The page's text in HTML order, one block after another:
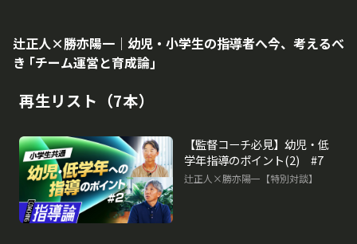
辻正人×勝亦陽一｜幼児・小学生の指導者へ今、考えるべ
き ｢チーム運営と育成論｣
再生リスト（7本）
【監督コーチ必見】幼児・低
学年指導のポイント(2) #7
辻正人×勝亦陽一【特別対談】